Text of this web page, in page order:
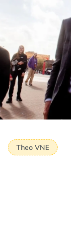
Theo VNE